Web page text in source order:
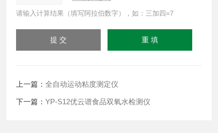
请输入计算结果（填写阿拉伯数字），如：三加四=7
上一篇：全自动运动粘度测定仪
下一篇：YP-S12优云谱食品双氧水检测仪